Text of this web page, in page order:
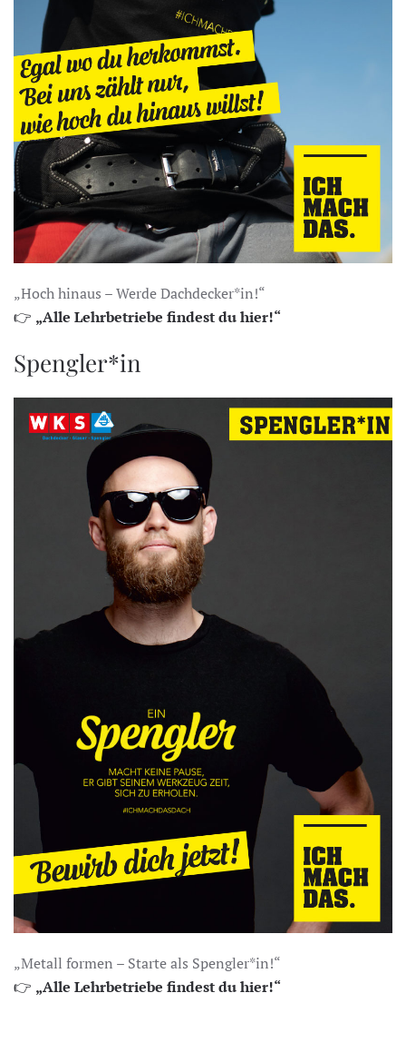
„Hoch hinaus – Werde Dachdecker*in!“
👉 „Alle Lehrbetriebe findest du hier!“
Spengler*in
„Metall formen – Starte als Spengler*in!“
👉 „Alle Lehrbetriebe findest du hier!“